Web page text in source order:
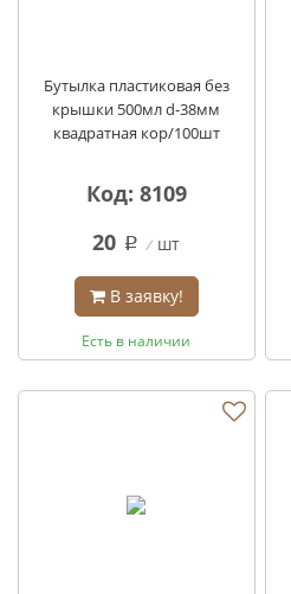
Бутылка пластиковая без
крышки 500мл d-38мм
квадратная кор/100шт
Код: 8109
20 q шт
В заявку!
Есть в наличии